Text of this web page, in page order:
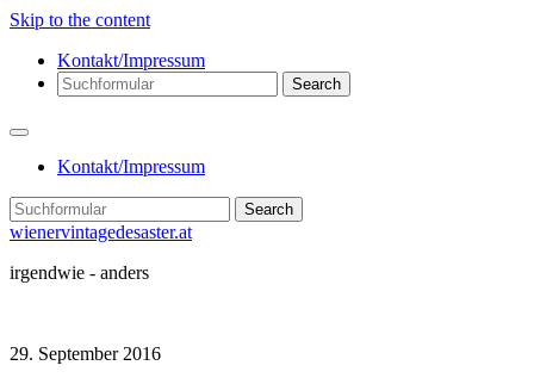
Skip to the content
Kontakt/Impressum
Search
Kontakt/Impressum
Search
wienervintagedesaster.at
irgendwie - anders
29. September 2016